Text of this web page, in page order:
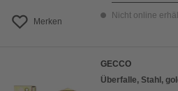
Merken
Nicht online
GECCO
Überfalle, Stahl,